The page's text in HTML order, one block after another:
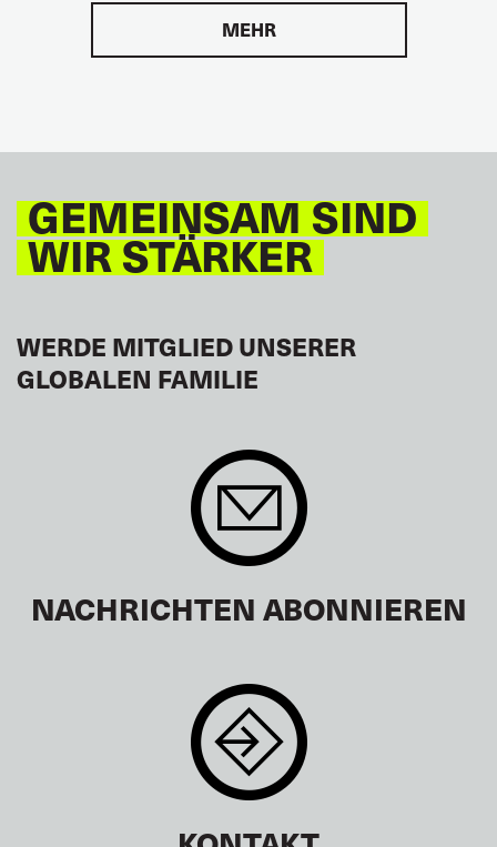
MEHR
GEMEINSAM SIND
WIR STÄRKER
WERDE MITGLIED UNSERER
GLOBALEN FAMILIE
NACHRICHTEN ABONNIEREN